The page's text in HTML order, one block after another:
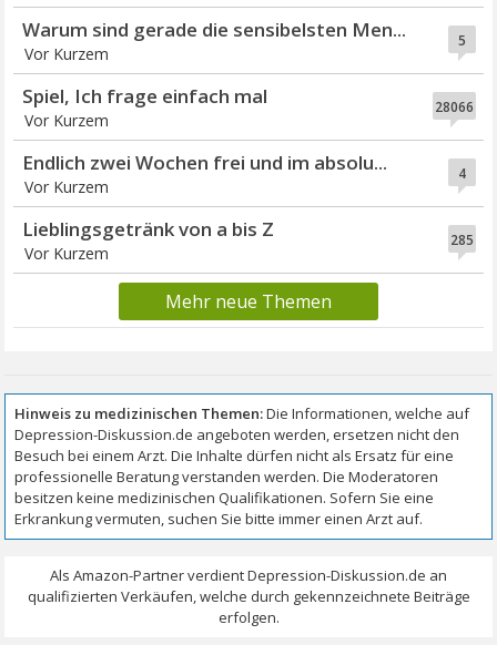
5
Warum sind gerade die sensibelsten Men...
Vor Kurzem
28066
Spiel, Ich frage einfach mal
Vor Kurzem
4
Endlich zwei Wochen frei und im absolu...
Vor Kurzem
285
Lieblingsgetränk von a bis Z
Vor Kurzem
Mehr neue Themen